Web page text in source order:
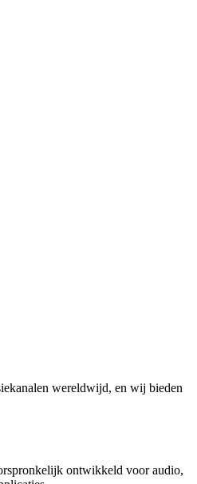
wereldwijd, en wij bieden
ontwikkeld voor audio,